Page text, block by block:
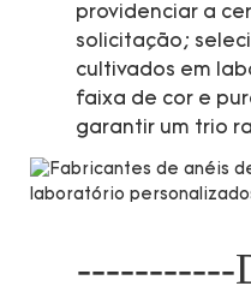
providenciar a
solicitação;
cultivados em
faixa de cor e
garantir um trio
-----------